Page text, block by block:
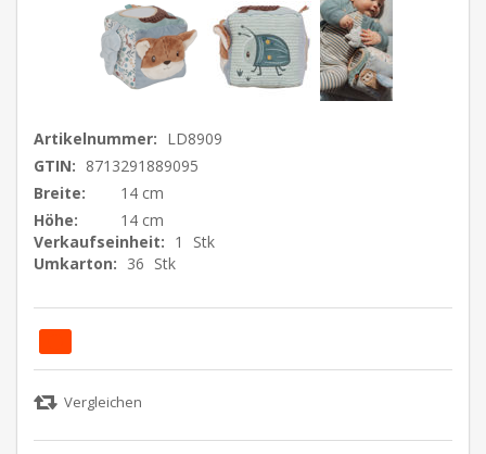
Artikelnummer: LD8909
GTIN: 8713291889095
Breite:
14 cm
Höhe:
14 cm
Verkaufseinheit: 1
Stk
Umkarton: 36 Stk